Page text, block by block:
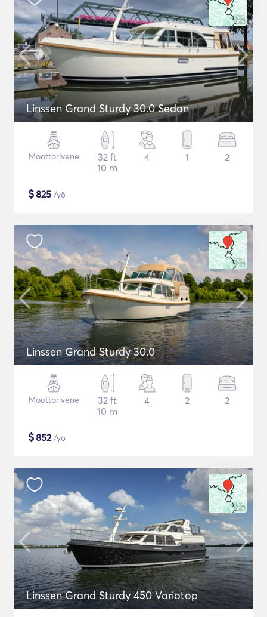
Linssen Grand Sturdy 30.0 Sedan
Moottorivene
32 ft
10 m
4 1 2
$825 /yö
Linssen Grand Sturdy 30.0
Moottorivene
32 ft
10 m
4 2 2
$852/yö
Linssen Grand Sturdy 450 Variotop